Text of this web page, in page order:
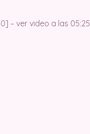
– ver video a las 05:25